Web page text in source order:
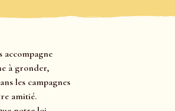
accompagne
à gronder,
les campagnes
amitié.